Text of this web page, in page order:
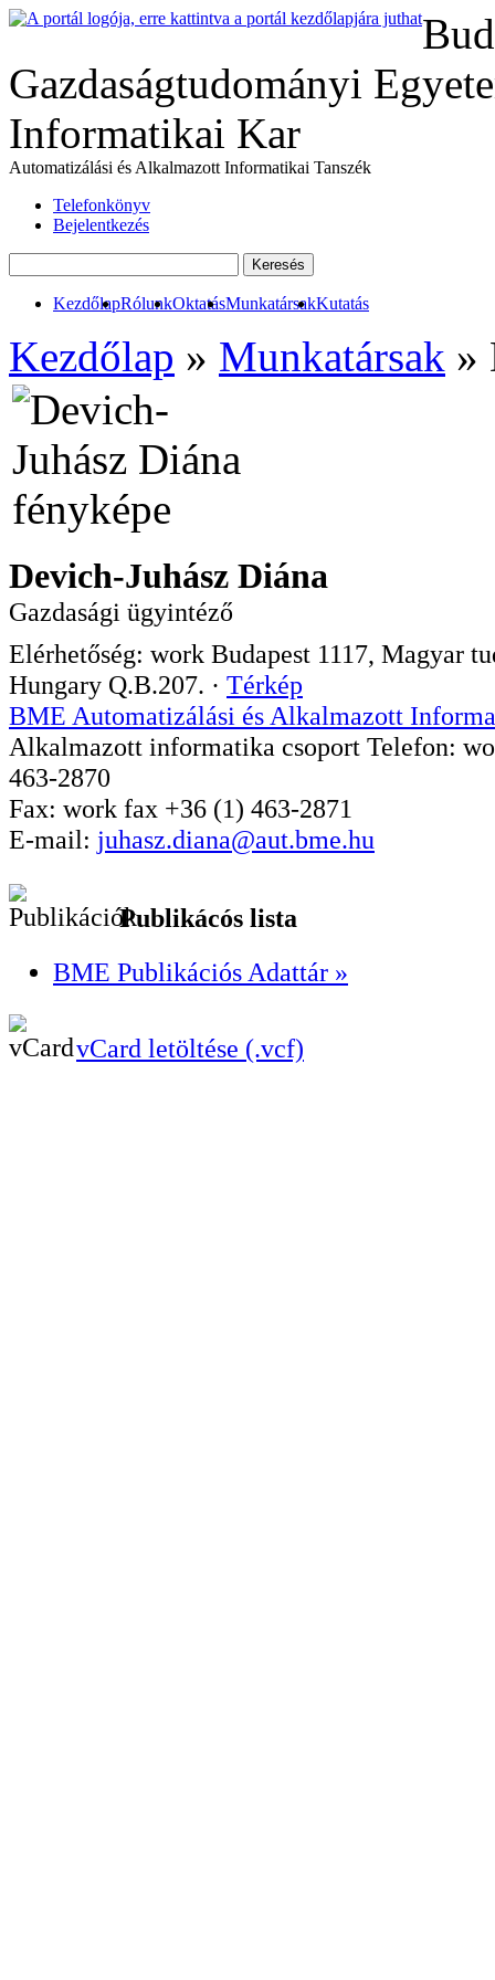
Gazdaságtudományi
Informatikai Kar
Automatizálási és Alkalmazott Informatikai Tanszék
Telefonkönyv
Bejelentkezés
KezdőlapRólunkOktatásMunkatársakKutatás
Kezdőlap » Munkatársak »
Devich-Juhász Diána
Gazdasági ügyintéző
Elérhetőség: work Budapest 1117, Magyar
Hungary Q.B.207. · Térkép
BME Automatizálási és Alkalmazott
Alkalmazott informatika csoport Telefon:
463-2870
Fax: work fax +36 (1) 463-2871
E-mail: juhasz.diana@aut.bme.hu
Publikácós lista
BME Publikációs Adattár »
vCard letöltése (.vcf)